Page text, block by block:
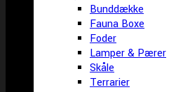
Bunddække
Fauna Boxe
Foder
Lamper & Pærer
Skåle
Terrarier